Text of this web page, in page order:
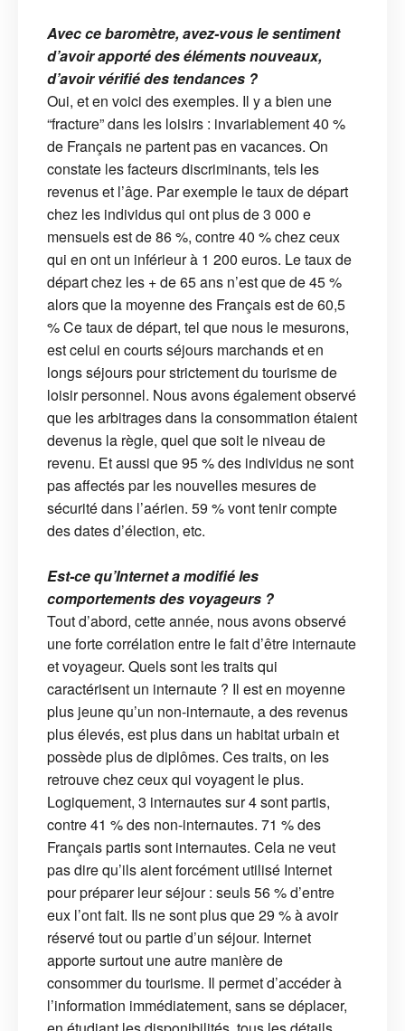
Avec ce baromètre, avez-vous le sentiment
d’avoir apporté des éléments nouveaux,
d’avoir vérifié des tendances ?
Oui, et en voici des exemples. Il y a bien une
“fracture” dans les loisirs : invariablement 40 %
de Français ne partent pas en vacances. On
constate les facteurs discriminants, tels les
revenus et l’âge. Par exemple le taux de départ
chez les individus qui ont plus de 3 000 e
mensuels est de 86 %, contre 40 % chez ceux
qui en ont un inférieur à 1 200 euros. Le taux de
départ chez les + de 65 ans n’est que de 45 %
alors que la moyenne des Français est de 60,5
% Ce taux de départ, tel que nous le mesurons,
est celui en courts séjours marchands et en
longs séjours pour strictement du tourisme de
loisir personnel. Nous avons également observé
que les arbitrages dans la consommation étaient
devenus la règle, quel que soit le niveau de
revenu. Et aussi que 95 % des individus ne sont
pas affectés par les nouvelles mesures de
sécurité dans l’aérien. 59 % vont tenir compte
des dates d’élection, etc.
Est-ce qu’Internet a modifié les
comportements des voyageurs ?
Tout d’abord, cette année, nous avons observé
une forte corrélation entre le fait d’être internaute
et voyageur. Quels sont les traits qui
caractérisent un internaute ? Il est en moyenne
plus jeune qu’un non-internaute, a des revenus
plus élevés, est plus dans un habitat urbain et
possède plus de diplômes. Ces traits, on les
retrouve chez ceux qui voyagent le plus.
Logiquement, 3 internautes sur 4 sont partis,
contre 41 % des non-internautes. 71 % des
Français partis sont internautes. Cela ne veut
pas dire qu’ils aient forcément utilisé Internet
pour préparer leur séjour : seuls 56 % d’entre
eux l’ont fait. Ils ne sont plus que 29 % à avoir
réservé tout ou partie d’un séjour. Internet
apporte surtout une autre manière de
consommer du tourisme. Il permet d’accéder à
l’information immédiatement, sans se déplacer,